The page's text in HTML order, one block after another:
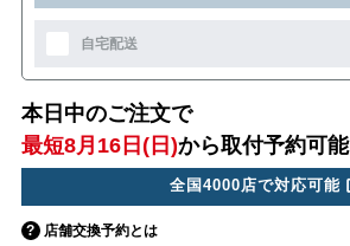
自宅配送
本日中のご注文で
最短8月16日(日)から取付予約可能
全国4000店で対応可能
店舗交換予約とは